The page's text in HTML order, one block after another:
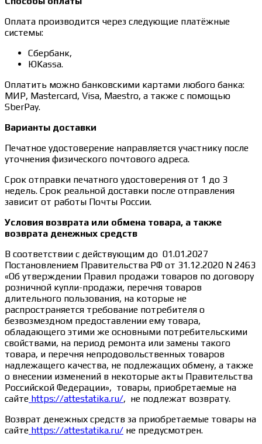
Оплата производится через следующие платёжные
системы:
Сбербанк,
ЮKassa.
Оплатить можно банковскими картами любого банка:
МИР, Mastercard, Visa, Maestro, а также с помощью
SberPay.
Варианты доставки
Печатное удостоверение направляется участнику после
уточнения физического почтового адреса.
Срок отправки печатного удостоверения от 1 до 3
недель. Срок реальной доставки после отправления
зависит от работы Почты России.
Условия возврата или обмена товара, а также
возврата денежных средств
В соответствии с действующим до 01.01.2027
Постановлением Правительства РФ от 31.12.2020 N 2463
«Об утверждении Правил продажи товаров по договору
розничной купли-продажи, перечня товаров
длительного пользования, на которые не
распространяется требование потребителя о
безвозмездном предоставлении ему товара,
обладающего этими же основными потребительскими
свойствами, на период ремонта или замены такого
товара, и перечня непродовольственных товаров
надлежащего качества, не подлежащих обмену, а также
о внесении изменений в некоторые акты Правительства
Российской Федерации», товары, приобретаемые на
сайте https://attestatika.ru/, не подлежат возврату.
Возврат денежных средств за приобретаемые товары на
сайте https://attestatika.ru/ не предусмотрен.